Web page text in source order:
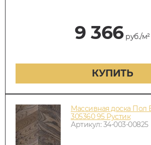
9 366руб./м²
КУПИТЬ
Массивная доска
305360 95 Рустик
Артикул: 34-003-00825